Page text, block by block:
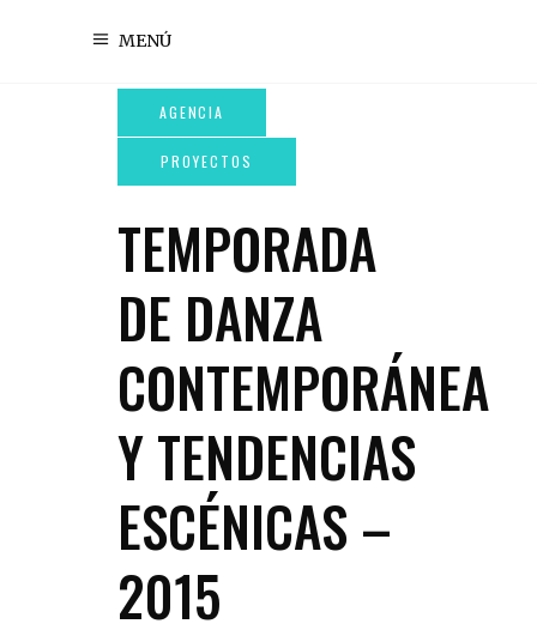
MENÚ
TEMPORADA
DE DANZA
CONTEMPORÁNEA
Y TENDENCIAS
ESCÉNICAS –
2015